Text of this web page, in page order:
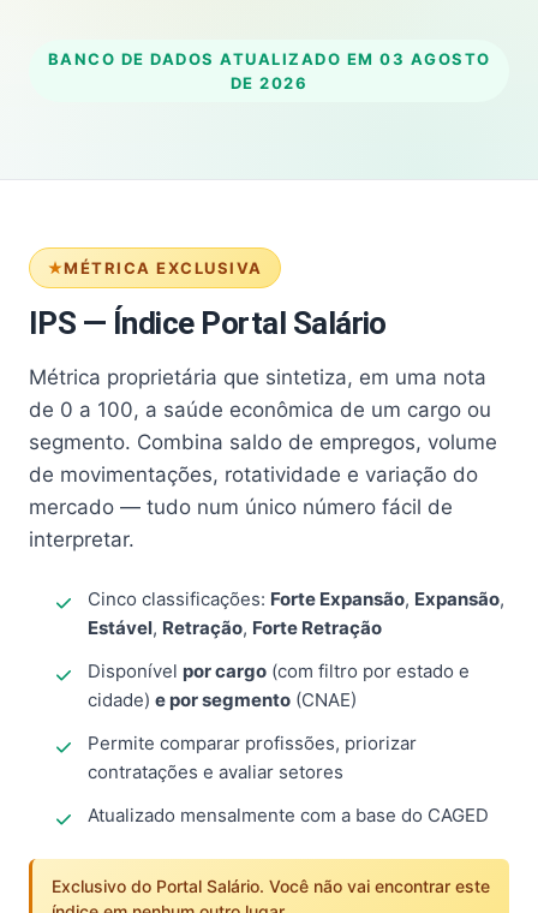
BANCO DE DADOS ATUALIZADO EM 03 AGOSTO
DE 2026
MÉTRICA EXCLUSIVA
IPS — Índice Portal Salário
Métrica proprietária que sintetiza, em uma nota
de 0 a 100, a saúde econômica de um cargo ou
segmento. Combina saldo de empregos, volume
de movimentações, rotatividade e variação do
mercado — tudo num único número fácil de
interpretar.
Cinco classificações: Forte Expansão, Expansão,
Estável, Retração, Forte Retração
Disponível por cargo (com filtro por estado e
cidade) e por segmento (CNAE)
Permite comparar profissões, priorizar
contratações e avaliar setores
Atualizado mensalmente com a base do CAGED
Exclusivo do Portal Salário. Você não vai encontrar este